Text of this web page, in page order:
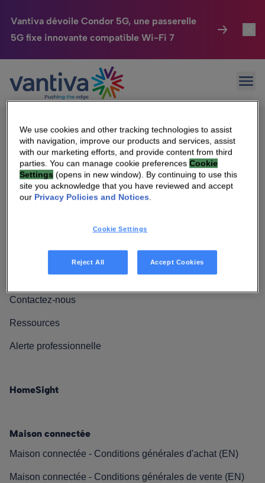
Vantiva dévoile Condor 5G, une passerelle
5G fixe innovante compatible Wi-Fi 7
Passer au contenu principal
Maison Connectée
HomeSight
Entreprise
Nos Engagements
Sorry, no results were found.
Rechercher :
Qui sommes-nous
Relations investisseurs
Nos engagements
Contactez-nous
Ressources
Alerte professionnelle
HomeSight
Maison connectée
Maison connectée - Conditions générales d'achat (EN)
Maison connectée - Conditions générales de vente (EN)
We use cookies and other tracking technologies to assist
with navigation, improve our products and services, assist
with our marketing efforts, and provide content from third
parties. You can manage cookie preferencesCookie
Settings (opens in new window). By continuing to use this
site you acknowledge that you have reviewed and accept
our Privacy Policies and Notices.
Cookie Settings
Reject All Accept Cookies